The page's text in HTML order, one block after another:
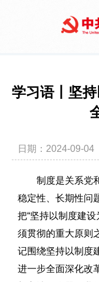
学习语丨坚
日期：2024-09-04
制度是关系党
稳定性、长期性问
把“坚持以制度建
须贯彻的重大原则
记围绕坚持以制度
进一步全面深化改